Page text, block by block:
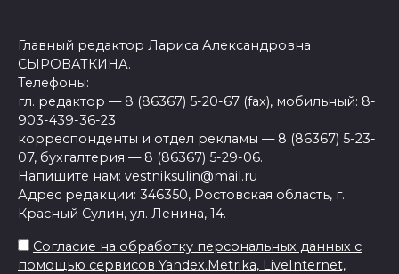
Главный редактор Лариса Александровна
СЫРОВАТКИНА.
Телефоны:
гл. редактор — 8 (86367) 5-20-67 (fax), мобильный: 8-
903-439-36-23
корреспонденты и отдел рекламы — 8 (86367) 5-23-
07, бухгалтерия — 8 (86367) 5-29-06.
Напишите нам: vestniksulin@mail.ru
Адрес редакции: 346350, Ростовская область, г.
Красный Сулин, ул. Ленина, 14.
Согласие на обработку персональных данных с
помощью сервисов Yandex.Metrika, LiveInternet,